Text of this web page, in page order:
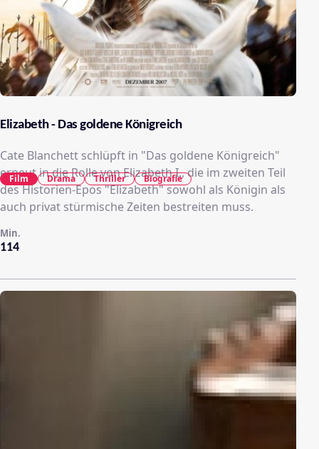
Elizabeth - Das goldene Königreich
Cate Blanchett schlüpft in "Das goldene Königreich"
erneut in die Rolle von Elizabeth I., die im zweiten Teil
des Historien-Epos "Elizabeth" sowohl als Königin als
auch privat stürmische Zeiten bestreiten muss.
114
Min.
Film Drama Thriller Biografie